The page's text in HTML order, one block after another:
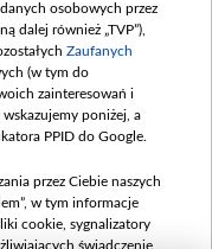
osobowych przez
dalej również „TVP”),
Zaufanych
(w tym do
zainteresowań i
poniżej, a
PPID do Google.
przez Ciebie naszych
w tym informacje
cookie, sygnalizatory
świadczenie